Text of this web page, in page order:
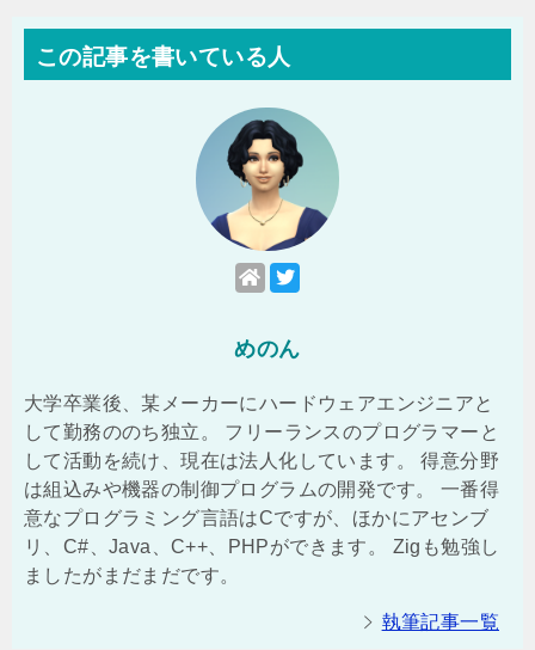
この記事を書いている人
めのん
大学卒業後、某メーカーにハードウェアエンジニアと
して勤務ののち独立。 フリーランスのプログラマーと
して活動を続け、現在は法人化しています。 得意分野
は組込みや機器の制御プログラムの開発です。 一番得
意なプログラミング言語はCですが、ほかにアセンブ
リ、C#、Java、C++、PHPができます。 Zigも勉強し
ましたがまだまだです。
執筆記事一覧